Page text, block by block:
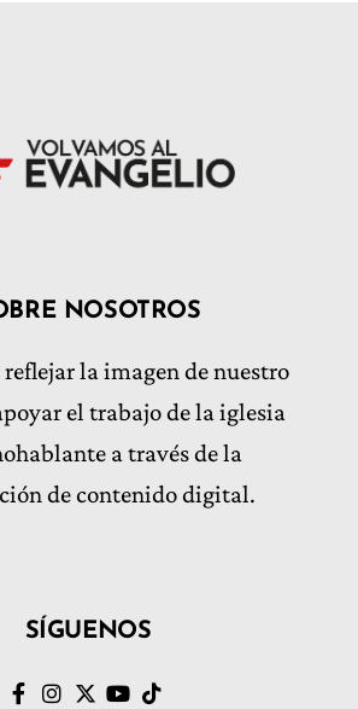
NOSOTROS
la imagen de nuestro
el trabajo de la iglesia
a través de la
de contenido digital.
SÍGUENOS